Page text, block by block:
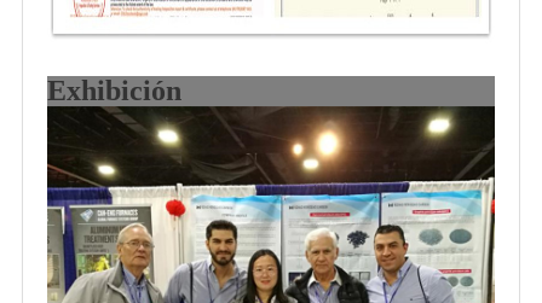
Exhibición